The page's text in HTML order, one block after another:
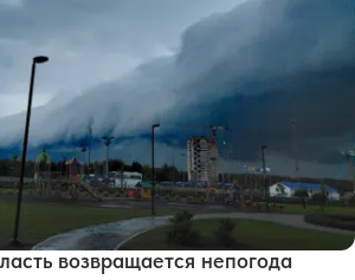
возвращается непогода